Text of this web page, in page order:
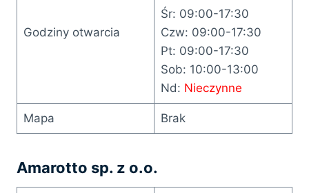
Godziny otwarcia
Śr: 09:00-17:30
Czw: 09:00-17:30
Pt: 09:00-17:30
Sob: 10:00-13:00
Nd: Nieczynne
Mapa Brak
Amarotto sp. z o.o.